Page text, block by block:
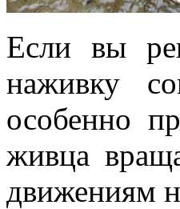
Если вы
наживку
особенно
живца
движениям